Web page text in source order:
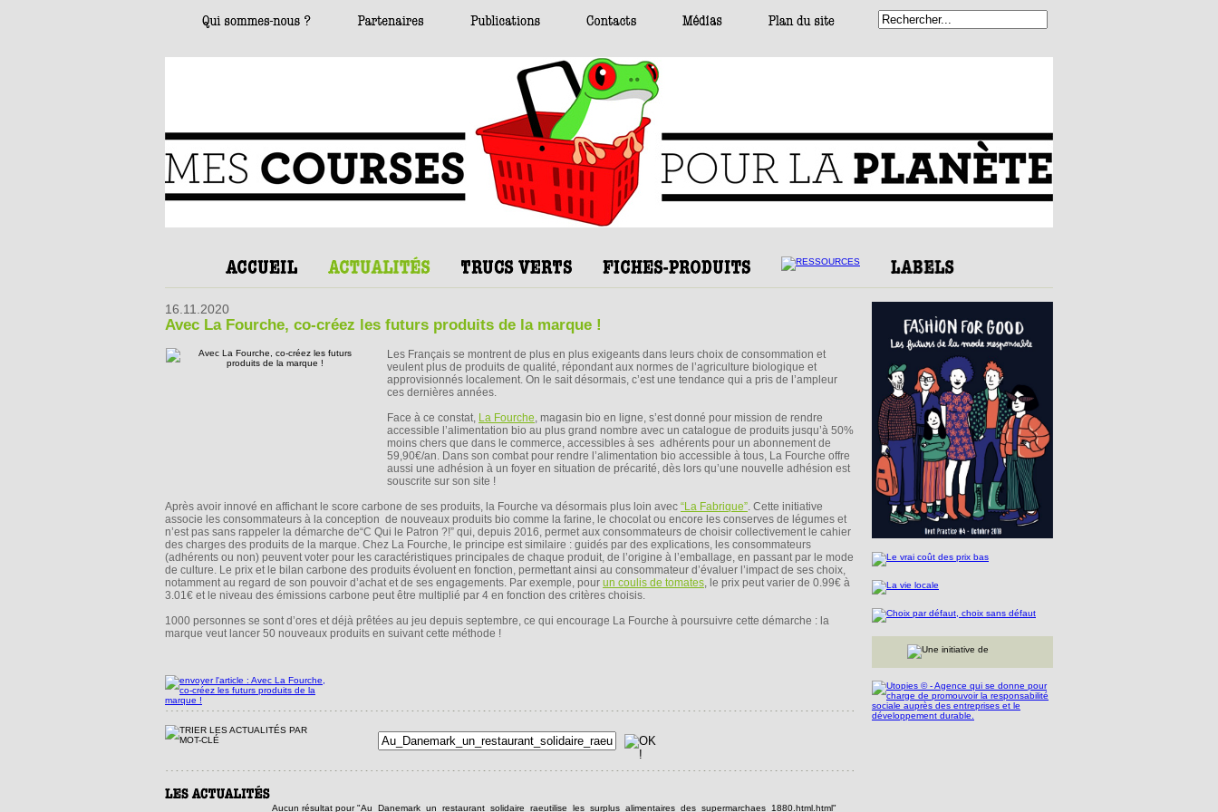
16.11.2020
Avec La Fourche, co-créez les futurs produits de la marque !
Les Français se montrent de plus en plus exigeants dans leurs choix de consommation et
veulent plus de produits de qualité, répondant aux normes de l’agriculture biologique et
approvisionnés localement. On le sait désormais, c’est une tendance qui a pris de l’ampleur
ces dernières années.
Face à ce constat, La Fourche, magasin bio en ligne, s’est donné pour mission de rendre
accessible l’alimentation bio au plus grand nombre avec un catalogue de produits jusqu’à 50%
moins chers que dans le commerce, accessibles à ses adhérents pour un abonnement de
59,90€/an. Dans son combat pour rendre l’alimentation bio accessible à tous, La Fourche offre
aussi une adhésion à un foyer en situation de précarité, dès lors qu’une nouvelle adhésion est
souscrite sur son site !
Après avoir innové en affichant le score carbone de ses produits, la Fourche va désormais plus loin avec “La Fabrique”. Cette initiative
associe les consommateurs à la conception de nouveaux produits bio comme la farine, le chocolat ou encore les conserves de légumes et
n’est pas sans rappeler la démarche de“C Qui le Patron ?!” qui, depuis 2016, permet aux consommateurs de choisir collectivement le cahier
des charges des produits de la marque. Chez La Fourche, le principe est similaire : guidés par des explications, les consommateurs
(adhérents ou non) peuvent voter pour les caractéristiques principales de chaque produit, de l’origine à l’emballage, en passant par le mode
de culture. Le prix et le bilan carbone des produits évoluent en fonction, permettant ainsi au consommateur d’évaluer l’impact de ses choix,
notamment au regard de son pouvoir d’achat et de ses engagements. Par exemple, pour un coulis de tomates, le prix peut varier de 0.99€ à
3.01€ et le niveau des émissions carbone peut être multiplié par 4 en fonction des critères choisis.
1000 personnes se sont d’ores et déjà prêtées au jeu depuis septembre, ce qui encourage La Fourche à poursuivre cette démarche : la
marque veut lancer 50 nouveaux produits en suivant cette méthode !
Aucun résultat pour "Au_Danemark_un_restaurant_solidaire_raeutilise_les_surplus_alimentaires_des_supermarchaes_1880.html.html"